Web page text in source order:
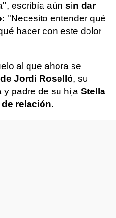
escribía aún sin dar
: ''Necesito entender qué
hacer con este dolor
al que ahora se
Jordi Roselló, su
y padre de su hija Stella
relación.